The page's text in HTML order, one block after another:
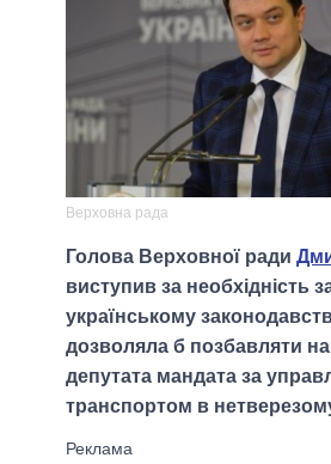
Верховна рада
Голова Верховної ради
виступив за необхідність
українському
дозволяла б позбавляти
депутата мандата за
транспортом в